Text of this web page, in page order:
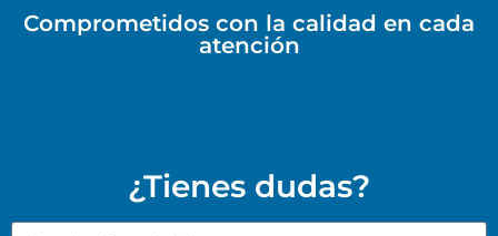
Comprometidos con la calidad en cada
atención
¿Tienes dudas?